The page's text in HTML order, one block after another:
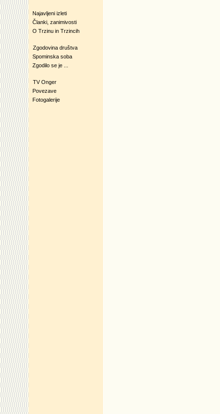
Najavljeni izleti
Članki, zanimivosti
O Trzinu in Trzincih
Zgodovina društva
Spominska soba
Zgodilo se je ...
TV Onger
Povezave
Fotogalerije